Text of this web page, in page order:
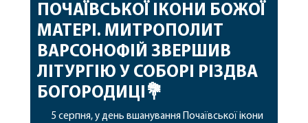
ПОЧАЇВСЬКОЇ ІКОНИ БОЖОЇ
МАТЕРІ. МИТРОПОЛИТ
ВАРСОНОФІЙ ЗВЕРШИВ
ЛІТУРГІЮ У СОБОРІ РІЗДВА
БОГОРОДИЦІ💐
5 серпня, у день вшанування Почаївської ікони